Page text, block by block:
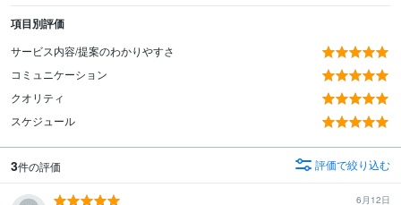
項目別評価
サービス内容/提案のわかりやすさ
コミュニケーション
クオリティ
スケジュール
3件の評価 評価で絞り込む
6月12日